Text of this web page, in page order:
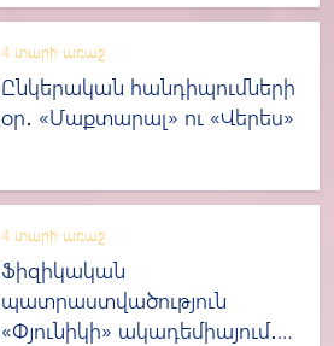
4 տարի առաջ
Ընկերական հանդիպումների
օր․ «Մաքտարալ» ու «Վերես»
4 տարի առաջ
Ֆիզիկական
պատրաստվածություն
«Փյունիկի» ակադեմիայում․